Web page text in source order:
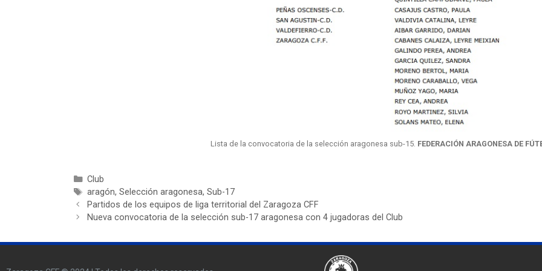
Lista de la convocatoria de la selección aragonesa sub-15. FEDERACIÓN ARAGONESA DE
Club
aragón, Selección aragonesa, Sub-17
Partidos de los equipos de liga territorial del Zaragoza CFF
Nueva convocatoria de la selección sub-17 aragonesa con 4 jugadoras del Club